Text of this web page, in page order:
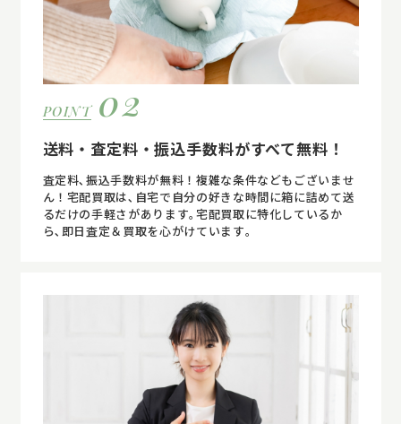
POINT 02
送料・査定料・振込手数料がすべて無料！
査定料､振込手数料が無料！複雑な条件などもございませ
ん！宅配買取は､自宅で自分の好きな時間に箱に詰めて送
るだけの手軽さがあります｡宅配買取に特化しているか
ら､即日査定＆買取を心がけています｡